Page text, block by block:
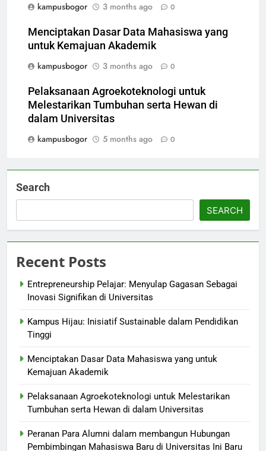
kampusbogor
3 months ago 0
Menciptakan Dasar Data Mahasiswa yang
untuk Kemajuan Akademik
kampusbogor
3 months ago 0
Pelaksanaan Agroekoteknologi untuk
Melestarikan Tumbuhan serta Hewan di
dalam Universitas
kampusbogor
5 months ago 0
Search
SEARCH
Recent Posts
Entrepreneurship Pelajar: Menyulap Gagasan Sebagai
Inovasi Signifikan di Universitas
Kampus Hijau: Inisiatif Sustainable dalam Pendidikan
Tinggi
Menciptakan Dasar Data Mahasiswa yang untuk
Kemajuan Akademik
Pelaksanaan Agroekoteknologi untuk Melestarikan
Tumbuhan serta Hewan di dalam Universitas
Peranan Para Alumni dalam membangun Hubungan
Pembimbingan Mahasiswa Baru di Universitas Ini Baru